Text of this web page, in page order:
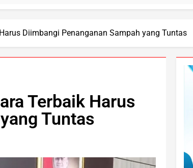
Diimbangi Penanganan Sampah yang Tuntas
Terbaik Harus
Tuntas